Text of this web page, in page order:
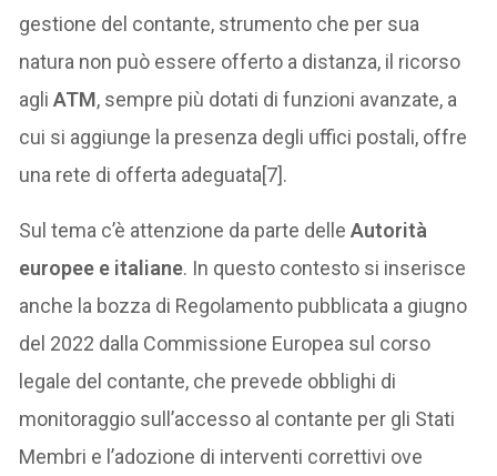
gestione del contante, strumento che per sua
natura non può essere offerto a distanza, il ricorso
agliATM, sempre più dotati di funzioni avanzate, a
cui si aggiunge la presenza degli uffici postali, offre
una rete di offerta adeguata[7].
Sul tema c’è attenzione da parte delleAutorità
europee e italiane. In questo contesto si inserisce
anche la bozza di Regolamento pubblicata a giugno
del 2022 dalla Commissione Europea sul corso
legale del contante, che prevede obblighi di
monitoraggio sull’accesso al contante per gli Stati
Membri e l’adozione di interventi correttivi ove